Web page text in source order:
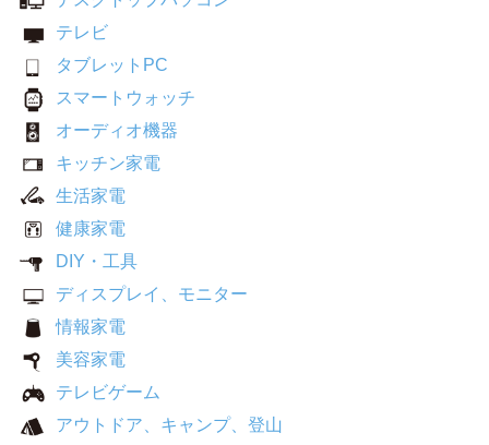
テレビ
タブレットPC
スマートウォッチ
オーディオ機器
キッチン家電
生活家電
健康家電
DIY・工具
ディスプレイ、モニター
情報家電
美容家電
テレビゲーム
アウトドア、キャンプ、登山